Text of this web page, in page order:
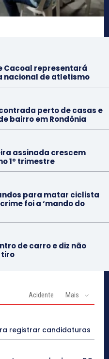
Cacoal representará
nacional de atletismo
perto de casas e
bairro em Rondônia
assinada crescem
1º trimestre
para matar ciclista
foi a ‘mando do
de carro e diz não
tiro
Acidente Mais
registrar candidaturas